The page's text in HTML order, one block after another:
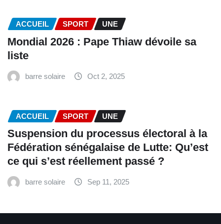
ACCUEIL SPORT UNE
Mondial 2026 : Pape Thiaw dévoile sa
liste
barre solaire Oct 2, 2025
ACCUEIL SPORT UNE
‎Suspension du processus électoral à la
Fédération sénégalaise de Lutte: Qu’est
ce qui s’est réellement passé ? ‎‎
barre solaire Sep 11, 2025